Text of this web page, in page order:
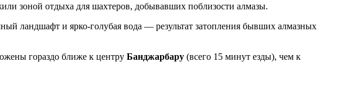
зоной отдыха для шахтеров, добывавших поблизости алмазы.
ландшафт и ярко-голубая вода — результат затопления бывших алмазных
гораздо ближе к центру Банджарбару (всего 15 минут езды), чем к